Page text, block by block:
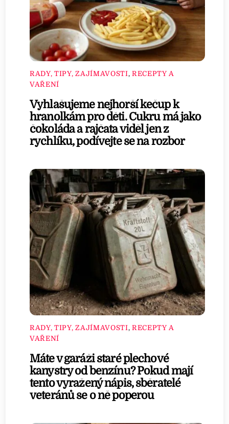
RADY, TIPY, ZAJÍMAVOSTI, RECEPTY A
VAŘENÍ
Vyhlašujeme nejhorší kečup k
hranolkám pro děti. Cukru má jako
čokoláda a rajčata viděl jen z
rychlíku, podívejte se na rozbor
RADY, TIPY, ZAJÍMAVOSTI, RECEPTY A
VAŘENÍ
Máte v garáži staré plechové
kanystry od benzínu? Pokud mají
tento vyražený nápis, sběratelé
veteránů se o ně poperou